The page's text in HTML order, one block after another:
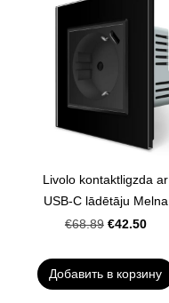
Livolo kontaktligzda ar
USB-C lādētāju Melna
€68.89 €42.50
Добавить в корзину